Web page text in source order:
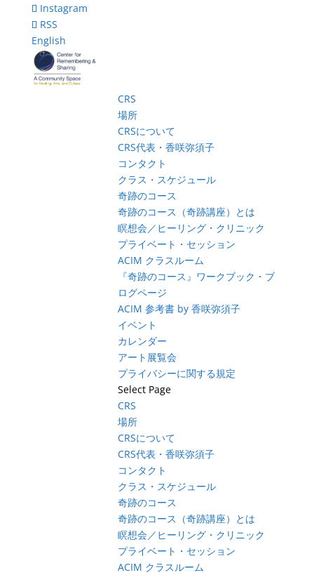
Instagram
RSS
English
CRS
場所
CRSについて
CRS代表・香咲弥須子
コンタクト
クラス・スケジュール
奇跡のコース
奇跡のコース（奇跡講座）とは
瞑想会／ヒーリング・クリニック
プライベート・セッション
ACIM クラスルーム
『奇跡のコース』ワークブック・ブ
ログページ
ACIM 参考書 by 香咲弥須子
イベント
カレンダー
アート展覧会
プライバシーに関する規定
Select Page
CRS
場所
CRSについて
CRS代表・香咲弥須子
コンタクト
クラス・スケジュール
奇跡のコース
奇跡のコース（奇跡講座）とは
瞑想会／ヒーリング・クリニック
プライベート・セッション
ACIM クラスルーム